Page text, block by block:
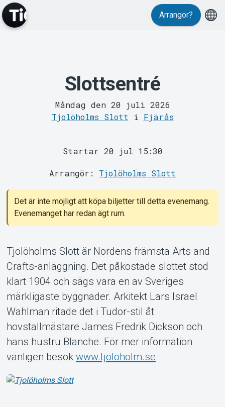
MyTickster
Support
Om Tickster
Arrangör?
Slottsentré
Måndag den 20 juli 2026
Tjolöholms Slott i Fjärås
Startar 20 jul 15:30
Arrangör: Tjolöholms Slott
Det är inte möjligt att köpa biljetter till detta evenemang.
Evenemanget har redan ägt rum.
Tjolöholms Slott är Nordens främsta Arts and
Crafts-anläggning. Det påkostade slottet stod
klart 1904 och sägs vara en av Sveriges
märkligaste byggnader. Arkitekt Lars Israel
Wahlman ritade det i Tudor-stil åt
hovstallmästare James Fredrik Dickson och
hans hustru Blanche. För mer information
vänligen besök www.tjoloholm.se